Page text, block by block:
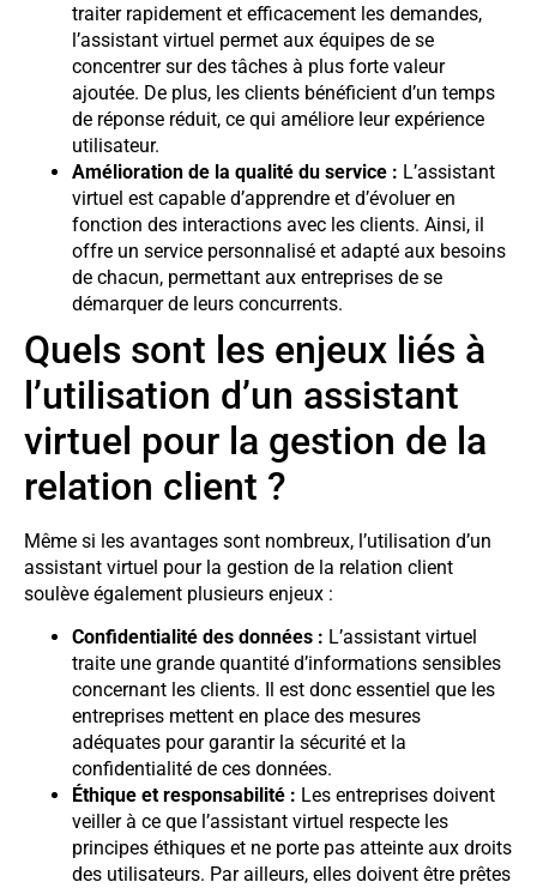
traiter rapidement et efficacement les demandes,
l’assistant virtuel permet aux équipes de se
concentrer sur des tâches à plus forte valeur
ajoutée. De plus, les clients bénéficient d’un temps
de réponse réduit, ce qui améliore leur expérience
utilisateur.
Amélioration de la qualité du service : L’assistant
virtuel est capable d’apprendre et d’évoluer en
fonction des interactions avec les clients. Ainsi, il
offre un service personnalisé et adapté aux besoins
de chacun, permettant aux entreprises de se
démarquer de leurs concurrents.
Quels sont les enjeux liés à
l’utilisation d’un assistant
virtuel pour la gestion de la
relation client ?
Même si les avantages sont nombreux, l’utilisation d’un
assistant virtuel pour la gestion de la relation client
soulève également plusieurs enjeux :
Confidentialité des données : L’assistant virtuel
traite une grande quantité d’informations sensibles
concernant les clients. Il est donc essentiel que les
entreprises mettent en place des mesures
adéquates pour garantir la sécurité et la
confidentialité de ces données.
Éthique et responsabilité : Les entreprises doivent
veiller à ce que l’assistant virtuel respecte les
principes éthiques et ne porte pas atteinte aux droits
des utilisateurs. Par ailleurs, elles doivent être prêtes